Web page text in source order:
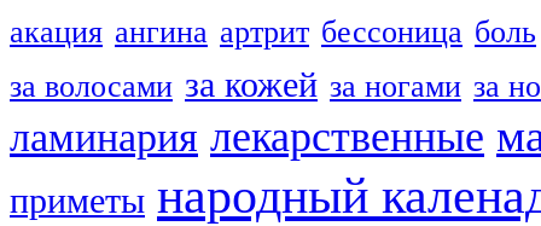
акация ангина артрит бессоница боль
за волосами за кожей за ногами за
ламинария лекарственные
приметы народный